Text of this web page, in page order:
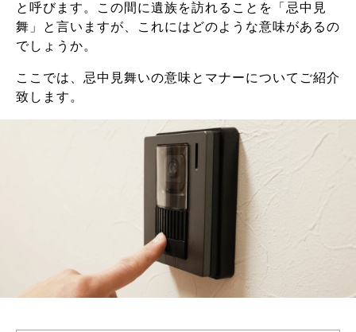
と呼びます。この間に遺族を訪れることを「忌中見
舞」と言いますが、これにはどのような意味があるの
でしょうか。
ここでは、忌中見舞いの意味とマナーについてご紹介
致します。